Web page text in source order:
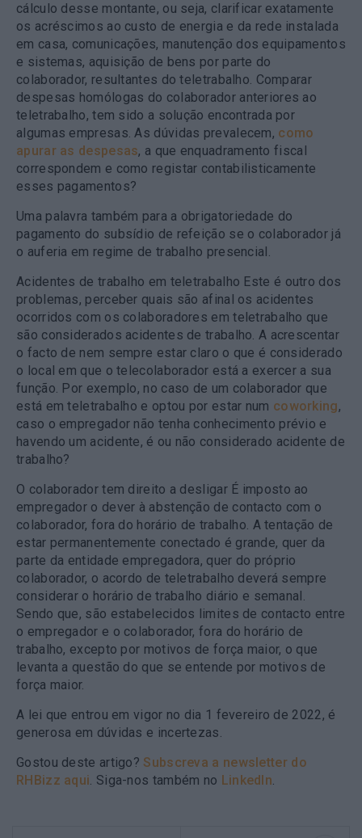
cálculo desse montante, ou seja, clarificar exatamente
os acréscimos ao custo de energia e da rede instalada
em casa, comunicações, manutenção dos equipamentos
e sistemas, aquisição de bens por parte do
colaborador, resultantes do teletrabalho. Comparar
despesas homólogas do colaborador anteriores ao
teletrabalho, tem sido a solução encontrada por
algumas empresas. As dúvidas prevalecem, como
apurar as despesas, a que enquadramento fiscal
correspondem e como registar contabilisticamente
esses pagamentos?
Uma palavra também para a obrigatoriedade do
pagamento do subsídio de refeição se o colaborador já
o auferia em regime de trabalho presencial.
Acidentes de trabalho em teletrabalho Este é outro dos
problemas, perceber quais são afinal os acidentes
ocorridos com os colaboradores em teletrabalho que
são considerados acidentes de trabalho. A acrescentar
o facto de nem sempre estar claro o que é considerado
o local em que o telecolaborador está a exercer a sua
função. Por exemplo, no caso de um colaborador que
está em teletrabalho e optou por estar num coworking,
caso o empregador não tenha conhecimento prévio e
havendo um acidente, é ou não considerado acidente de
trabalho?
O colaborador tem direito a desligar É imposto ao
empregador o dever à abstenção de contacto com o
colaborador, fora do horário de trabalho. A tentação de
estar permanentemente conectado é grande, quer da
parte da entidade empregadora, quer do próprio
colaborador, o acordo de teletrabalho deverá sempre
considerar o horário de trabalho diário e semanal.
Sendo que, são estabelecidos limites de contacto entre
o empregador e o colaborador, fora do horário de
trabalho, excepto por motivos de força maior, o que
levanta a questão do que se entende por motivos de
força maior.
A lei que entrou em vigor no dia 1 fevereiro de 2022, é
generosa em dúvidas e incertezas.
Gostou deste artigo? Subscreva a newsletter do
RHBizz aqui . Siga-nos também no LinkedIn